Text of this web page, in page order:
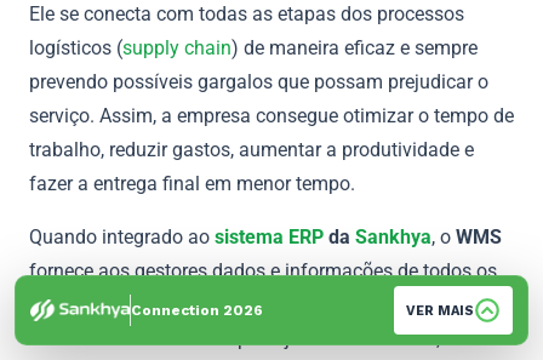
Ele se conecta com todas as etapas dos processos
logísticos (supply chain) de maneira eficaz e sempre
prevendo possíveis gargalos que possam prejudicar o
serviço. Assim, a empresa consegue otimizar o tempo de
trabalho, reduzir gastos, aumentar a produtividade e
fazer a entrega final em menor tempo.
Quando integrado ao sistema ERP da Sankhya, o WMS
fornece aos gestores dados e informações de todos os
processos em tempo real, centralizados em um único
ambiente. Ele auxilia no planejamento da rotina,
Connection 2026 VER MAIS